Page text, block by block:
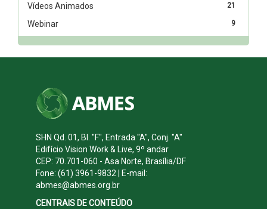
21
Vídeos Animados
9
Webinar
SHN Qd. 01, Bl. "F", Entrada "A", Conj. "A"
Edifício Vision Work & Live, 9º andar
CEP: 70.701-060 - Asa Norte, Brasília/DF
Fone: (61) 3961-9832 | E-mail:
abmes@abmes.org.br
CENTRAIS DE CONTEÚDO